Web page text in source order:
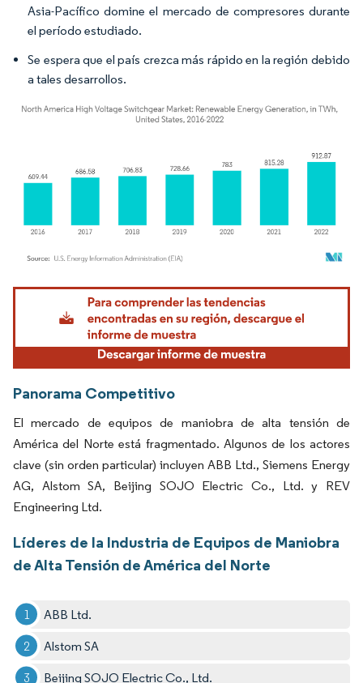
Asia-Pacífico domine el mercado de compresores durante
el período estudiado.
Se espera que el país crezca más rápido en la región debido
a tales desarrollos.
Imagen © Mordor Intelligence. El uso requiere atribución según CC BY 4.0.
Panorama Competitivo
El mercado de equipos de maniobra de alta tensión de
América del Norte está fragmentado. Algunos de los actores
clave (sin orden particular) incluyen ABB Ltd., Siemens Energy
AG, Alstom SA, Beijing SOJO Electric Co., Ltd. y REV
Engineering Ltd.
Líderes de la Industria de Equipos de Maniobra
de Alta Tensión de América del Norte
ABB Ltd.
Alstom SA
Beijing SOJO Electric Co., Ltd.